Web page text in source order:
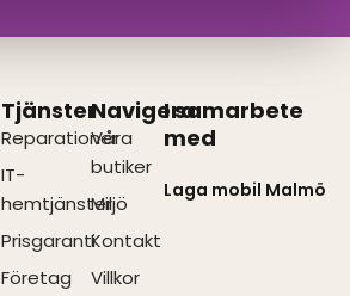
Tjänster
Reparationer
IT-
hemtjänster
Prisgaranti
Företag
Navigera
Våra
butiker
Miljö
Kontakt
Villkor
I samarbete
med
Laga mobil Malmö